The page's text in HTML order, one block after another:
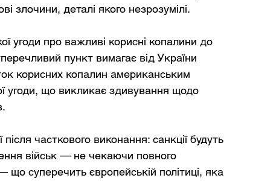
злочини, деталі якого незрозумілі.
угоди про важливі корисні копалини до
пункт вимагає від України
корисних копалин американським
угоди, що викликає здивування щодо
часткового виконання: санкції будуть
військ — не чекаючи повного
суперечить європейській політиці, яка